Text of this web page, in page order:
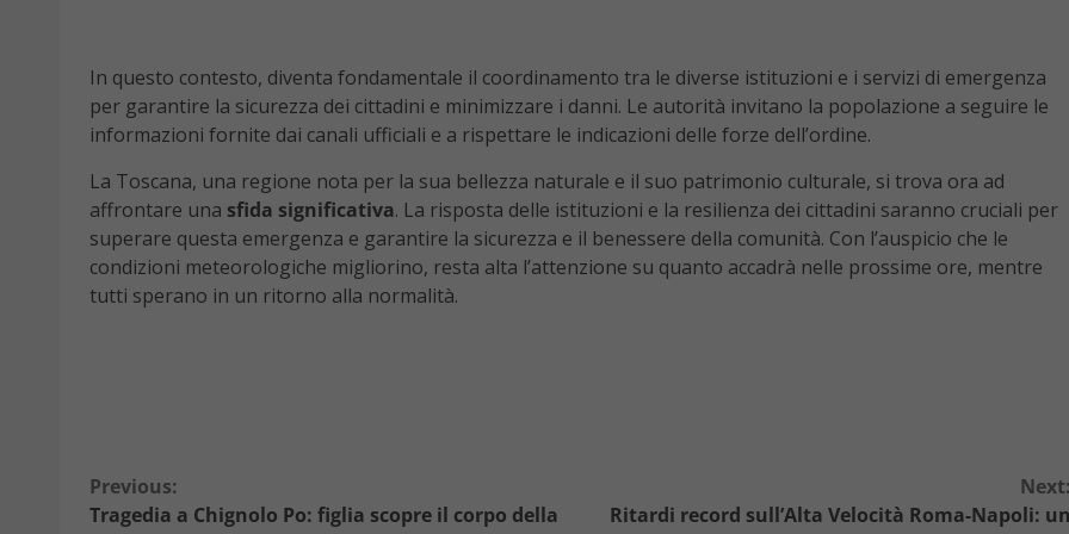
In questo contesto, diventa fondamentale il coordinamento tra le diverse istituzioni e i servizi di emergenza
per garantire la sicurezza dei cittadini e minimizzare i danni. Le autorità invitano la popolazione a seguire le
informazioni fornite dai canali ufficiali e a rispettare le indicazioni delle forze dell’ordine.
La Toscana, una regione nota per la sua bellezza naturale e il suo patrimonio culturale, si trova ora ad
affrontare una sfida significativa. La risposta delle istituzioni e la resilienza dei cittadini saranno cruciali per
superare questa emergenza e garantire la sicurezza e il benessere della comunità. Con l’auspicio che le
condizioni meteorologiche migliorino, resta alta l’attenzione su quanto accadrà nelle prossime ore, mentre
tutti sperano in un ritorno alla normalità.
Continue
Previous:
Tragedia a Chignolo Po: figlia scopre il corpo della
Ritardi record sull’Alta Velocità Roma-Napoli: